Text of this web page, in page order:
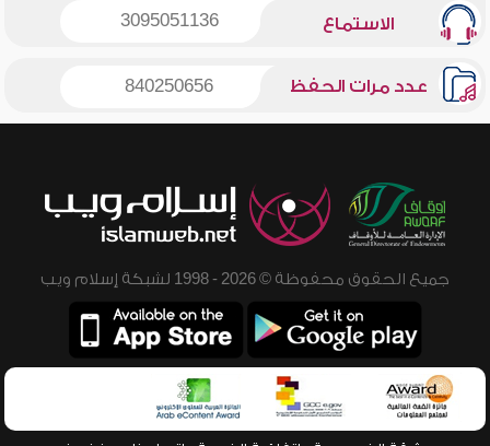
الاستماع 3095051136
عدد مرات الحفظ 840250656
جميع الحقوق محفوظة © 2026 - 1998 لشبكة إسلام ويب